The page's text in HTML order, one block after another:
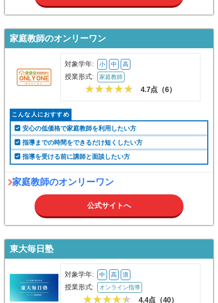
家庭教師のオンリーワン
対象学年: 小 中 高
授業形式: 家庭教師
4.7点（6）
こんな人におすすめ
安心の低価格で家庭教師を利用したい方
指導までの時間をできるだけ短くしたい方
指導を受ける前に講師と面談したい方
家庭教師のオンリーワン
公式サイトへ
東大毎日塾
対象学年: 中 高 浪
授業形式: オンライン指導
4.4点（40）